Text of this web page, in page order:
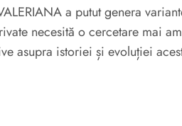
a putut genera
necesită o cercetare mai
asupra istoriei și evoluției